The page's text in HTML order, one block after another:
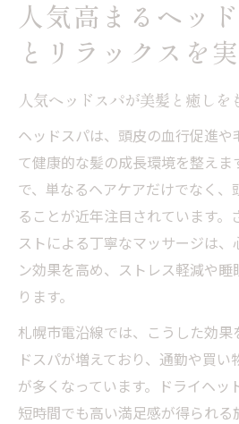
人気高まるヘッ
とリラックスを
人気ヘッドスパが美髪と癒しを
ヘッドスパは、頭皮の血行促進や
て健康的な髪の成長環境を整えま
で、単なるヘアケアだけでなく、
ることが近年注目されています。
ストによる丁寧なマッサージは、
ン効果を高め、ストレス軽減や
ります。
札幌市電沿線では、こうした効果
ドスパが増えており、通勤や買
が多くなっています。ドライヘッ
短時間でも高い満足感が得られる